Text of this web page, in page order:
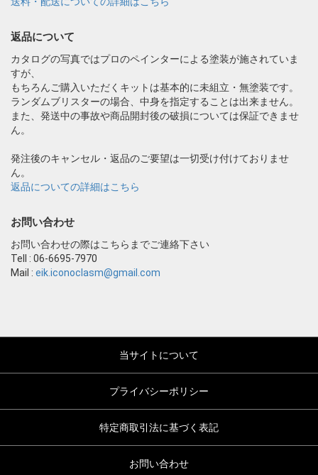
返品について
カタログの写真ではプロのペインターによる塗装が施されていま
すが、
もちろんご購入いただくキットは基本的に未組立・無塗装です。
ランダムブリスターの場合、中身を指定することは出来ません。
また、発送中の事故や商品開封後の破損については保証できませ
ん。
発注後のキャンセル・返品のご要望は一切受け付けておりませ
ん。
返品についての詳細はこちら
お問い合わせ
お問い合わせの際はこちらまでご連絡下さい
Tell : 06-6695-7970
Mail : eik.iconoclasm@gmail.com
当サイトについて
プライバシーポリシー
特定商取引法に基づく表記
お問い合わせ